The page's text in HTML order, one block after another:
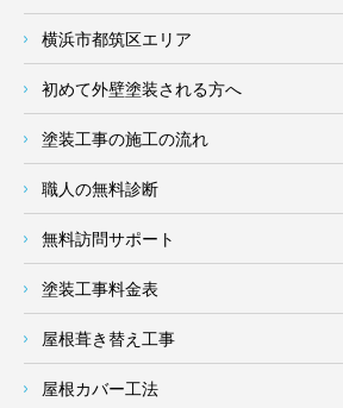
横浜市都筑区エリア
初めて外壁塗装される方へ
塗装工事の施工の流れ
職人の無料診断
無料訪問サポート
塗装工事料金表
屋根葺き替え工事
屋根カバー工法